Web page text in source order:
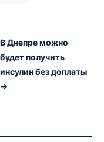
В Днепре можно
будет получить
инсулин без доплаты
→